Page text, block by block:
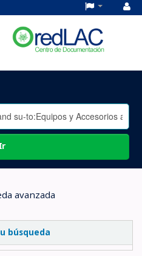
avanzada
búsqueda